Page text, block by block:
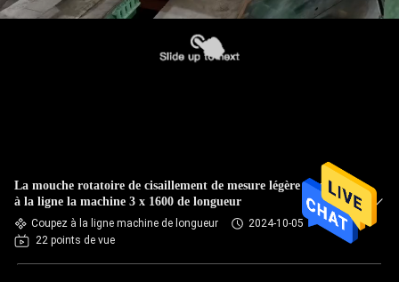
La mouche rotatoire de cisaillement de mesure légère a coupé
à la ligne la machine 3 x 1600 de longueur
Coupez à la ligne machine de longueur
2024-10-05
22 points de vue